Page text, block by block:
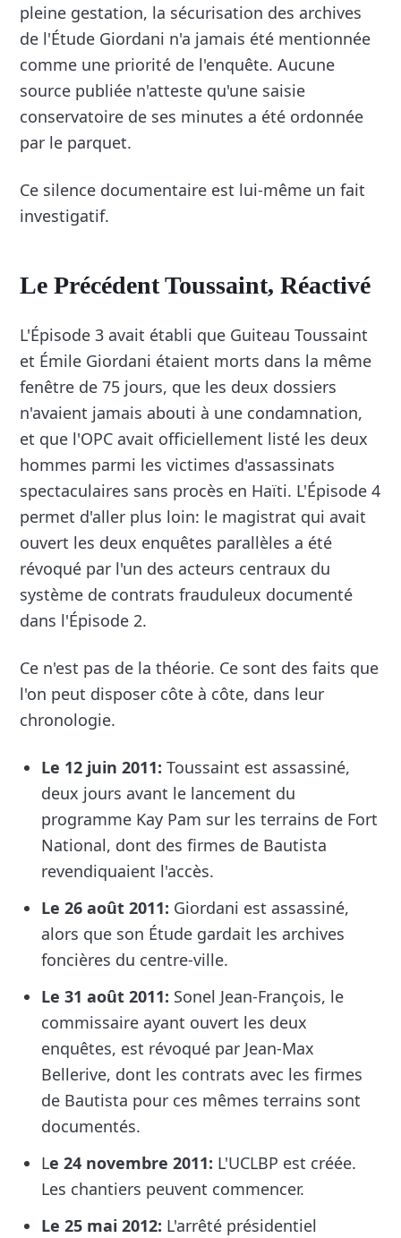
pleine gestation, la sécurisation des archives
de l'Étude Giordani n'a jamais été mentionnée
comme une priorité de l'enquête. Aucune
source publiée n'atteste qu'une saisie
conservatoire de ses minutes a été ordonnée
par le parquet.
Ce silence documentaire est lui-même un fait
investigatif.
Le Précédent Toussaint, Réactivé
L'Épisode 3 avait établi que Guiteau Toussaint
et Émile Giordani étaient morts dans la même
fenêtre de 75 jours, que les deux dossiers
n'avaient jamais abouti à une condamnation,
et que l'OPC avait officiellement listé les deux
hommes parmi les victimes d'assassinats
spectaculaires sans procès en Haïti. L'Épisode 4
permet d'aller plus loin: le magistrat qui avait
ouvert les deux enquêtes parallèles a été
révoqué par l'un des acteurs centraux du
système de contrats frauduleux documenté
dans l'Épisode 2.
Ce n'est pas de la théorie. Ce sont des faits que
l'on peut disposer côte à côte, dans leur
chronologie.
Le 12 juin 2011: Toussaint est assassiné,
deux jours avant le lancement du
programme Kay Pam sur les terrains de Fort
National, dont des firmes de Bautista
revendiquaient l'accès.
Le 26 août 2011: Giordani est assassiné,
alors que son Étude gardait les archives
foncières du centre-ville.
Le 31 août 2011: Sonel Jean-François, le
commissaire ayant ouvert les deux
enquêtes, est révoqué par Jean-Max
Bellerive, dont les contrats avec les firmes
de Bautista pour ces mêmes terrains sont
documentés.
Le 24 novembre 2011: L'UCLBP est créée.
Les chantiers peuvent commencer.
Le 25 mai 2012: L'arrêté présidentiel